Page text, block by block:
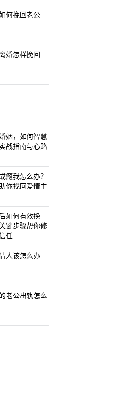
何挽回老公
婚怎样挽回
姻，如何智慧
战指南与心路
瘾我怎么办？
你找回爱情主
如何有效挽
键步骤帮你修
任
人该怎么办
老公出轨怎么